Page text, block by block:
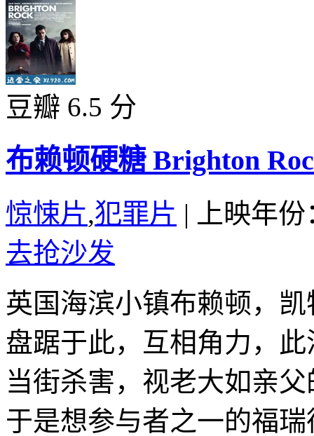
豆瓣 6.5 分
布赖顿硬糖 Brighton
惊悚片,犯罪片 |
上映年
去抢沙发
英国海滨小镇布赖顿，
盘踞于此，互相角力，
当街杀害，视老大如亲
于是想参与者之一的福